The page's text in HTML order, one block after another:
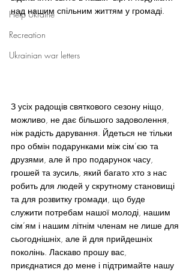
Help Ukraine
Recreation
Ukrainian war letters
над нашим спільним життям у громаді.
З усіх радощів святкового сезону ніщо,
можливо, не дає більшого задоволення,
ніж радість дарування. Йдеться не тільки
про обмін подарунками між сім’єю та
друзями, але й про подарунок часу,
грошей та зусиль, який багато хто з нас
робить для людей у скрутному становищі
та для розвитку громади, що буде
служити потребам нашої молоді, нашим
сім’ям і нашим літнім членам не лише для
сьогоднішніх, але й для прийдешніх
поколінь. Ласкаво прошу вас,
приєднатися до мене і підтримайте нашу